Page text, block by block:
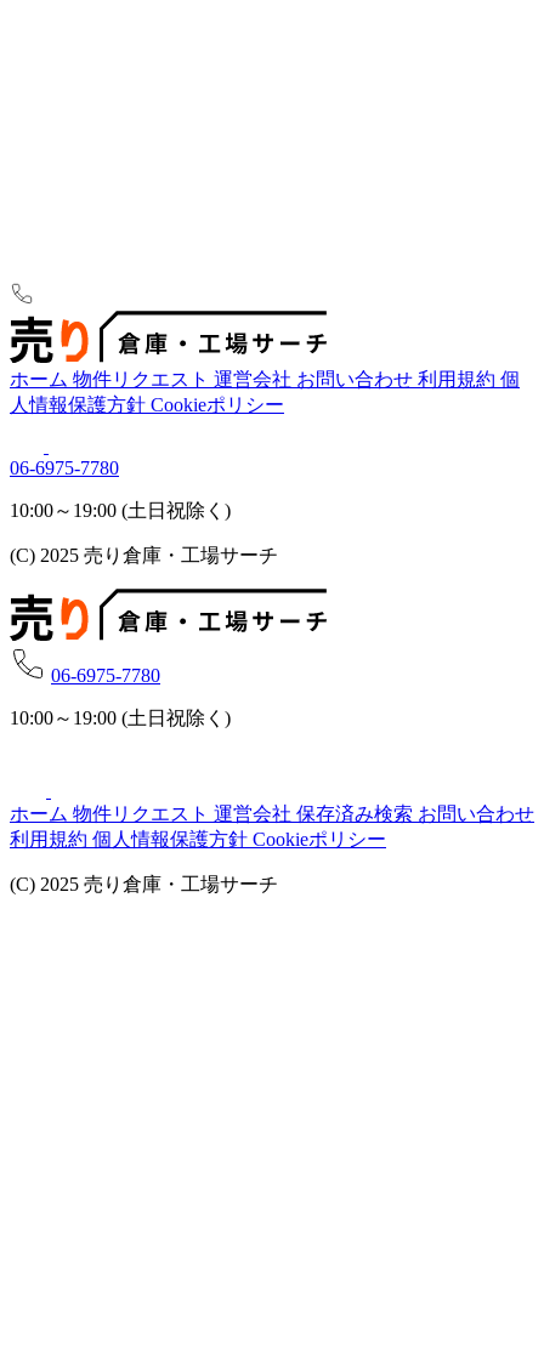
ホーム 物件リクエスト 運営会社 お問い合わせ 利用規約 個
人情報保護方針 Cookieポリシー
06-6975-7780
10:00～19:00 (土日祝除く)
(C) 2025 売り倉庫・工場サーチ
06-6975-7780
10:00～19:00 (土日祝除く)
ホーム 物件リクエスト 運営会社 保存済み検索 お問い合わせ
利用規約 個人情報保護方針 Cookieポリシー
(C) 2025 売り倉庫・工場サーチ